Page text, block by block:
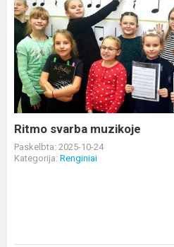
Ritmo
svarba
muzikoje
Ritmo svarba muzikoje
Paskelbta: 2025-10-24
Kategorija: Renginiai